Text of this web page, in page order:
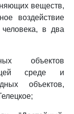
веществ,
воздействие
в два
объектов
среде и
объектов,